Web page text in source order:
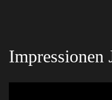
Impressionen